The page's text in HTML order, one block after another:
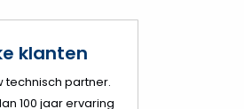
klanten
technisch partner.
100 jaar ervaring